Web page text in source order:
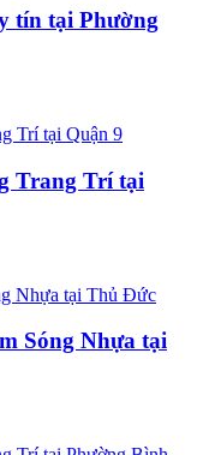
tín tại Phường
Trang Trí tại
Sóng Nhựa tại